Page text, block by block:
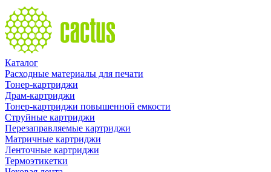
Каталог
Расходные материалы для печати
Тонер-картриджи
Драм-картриджи
Тонер-картриджи повышенной емкости
Струйные картриджи
Перезаправляемые картриджи
Матричные картриджи
Ленточные картриджи
Термоэтикетки